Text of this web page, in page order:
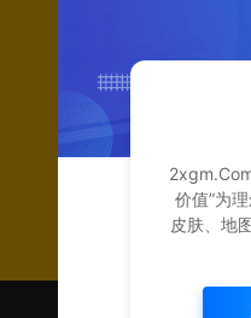
价值”为
皮肤、地